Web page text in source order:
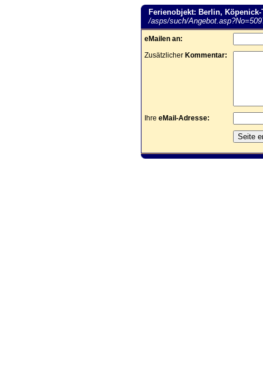
Ferienobjekt: Berlin, Köpenick-
/asps/such/
eMailen an:
Zusätzlicher Kommentar:
Ihre eMail-Adresse: